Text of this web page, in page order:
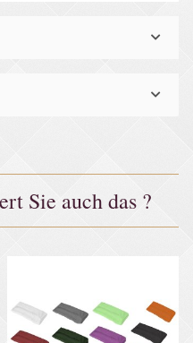
Sie auch das ?